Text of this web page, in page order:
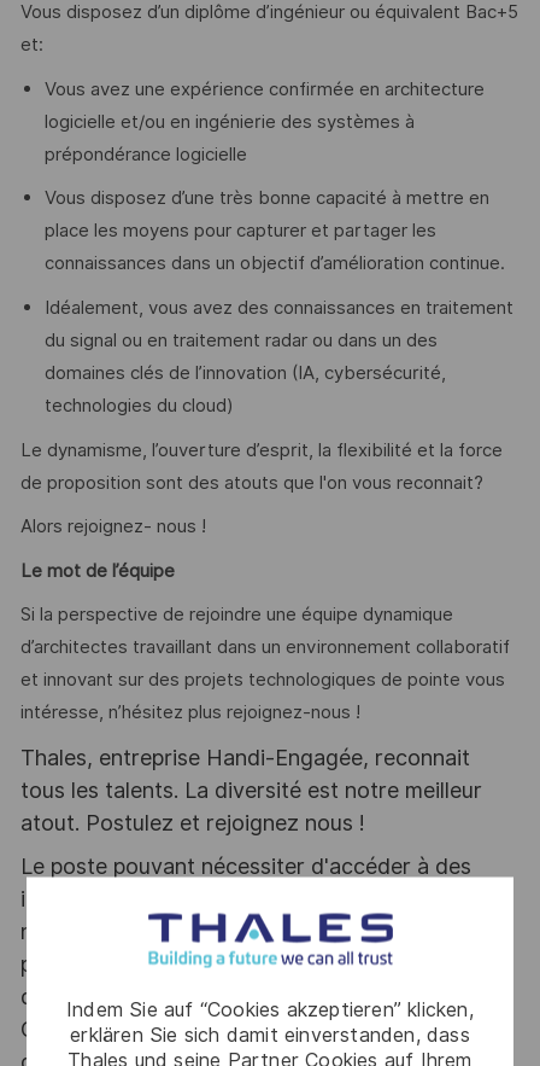
Indem Sie auf “Cookies akzeptieren” klicken,
erklären Sie sich damit einverstanden, dass
Thales und seine Partner Cookies auf Ihrem
Vous disposez d’un diplôme d’ingénieur ou équivalent Bac+5
et:
Vous avez une expérience confirmée en architecture
logicielle et/ou en ingénierie des systèmes à
prépondérance logicielle
Vous disposez d’une très bonne capacité à mettre en
place les moyens pour capturer et partager les
connaissances dans un objectif d’amélioration continue.
Idéalement, vous avez des connaissances en traitement
du signal ou en traitement radar ou dans un des
domaines clés de l’innovation (IA, cybersécurité,
technologies du cloud)
Le dynamisme, l’ouverture d’esprit, la flexibilité et la force
de proposition sont des atouts que l'on vous reconnait?
Alors rejoignez- nous !
Le mot de l’équipe
Si la perspective de rejoindre une équipe dynamique
d’architectes travaillant dans un environnement collaboratif
et innovant sur des projets technologiques de pointe vous
intéresse, n’hésitez plus rejoignez-nous !
Thales, entreprise Handi-Engagée, reconnait
tous les talents. La diversité est notre meilleur
atout. Postulez et rejoignez nous !
Le poste pouvant nécessiter d'accéder à des
informations relevant du secret de la défense
nationale, la personne retenue fera l'objet d'une
procédure d’habilitation, conformément aux
dispositions des articles R.2311-1 et suivants du
Code de la défense et de l’IGI 1300 SGDSN/PSE